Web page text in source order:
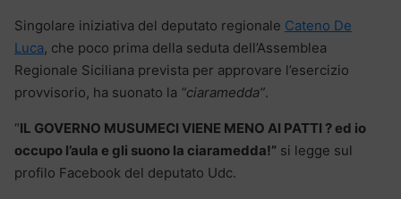
Singolare iniziativa del deputato regionale Cateno De
Luca, che poco prima della seduta dell’Assemblea
Regionale Siciliana prevista per approvare l’esercizio
provvisorio, ha suonato la “ciaramedda”.
“IL GOVERNO MUSUMECI VIENE MENO AI PATTI ? ed io
occupo l’aula e gli suono la ciaramedda!” si legge sul
profilo Facebook del deputato Udc.